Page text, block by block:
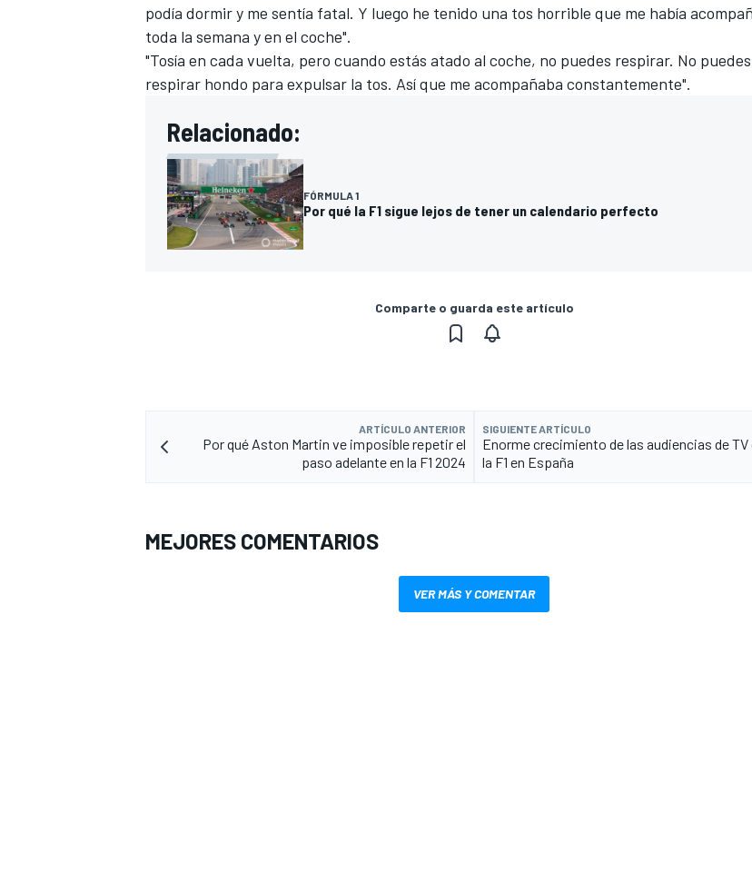
podía dormir y me sentía fatal. Y luego he tenido una tos horrible que me había
toda la semana y en el coche".
"Tosía en cada vuelta, pero cuando estás atado al coche, no puedes respirar. No puedes
respirar hondo para expulsar la tos. Así que me acompañaba constantemente".
Relacionado:
FÓRMULA 1
Por qué la F1 sigue lejos de tener un calendario perfecto
Comparte o guarda este artículo
ARTÍCULO ANTERIOR
Por qué Aston Martin ve imposible repetir el
paso adelante en la F1 2024
SIGUIENTE ARTÍCULO
Enorme crecimiento de las audiencias de TV
la F1 en España
MEJORES COMENTARIOS
VER MÁS Y COMENTAR